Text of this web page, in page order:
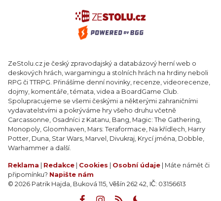
ZeStolu.cz je český zpravodajský a databázový herní web o
deskových hrách, wargamingu a stolních hrách na hrdiny neboli
RPG či TTRPG. Přinášíme denní novinky, recenze, videorecenze,
dojmy, komentáře, témata, videa a BoardGame Club.
Spolupracujeme se všemi českými a některými zahraničními
vydavatelstvími a pokrýváme hry všeho druhu včetně
Carcassonne, Osadníci z Katanu, Bang, Magic: The Gathering,
Monopoly, Gloomhaven, Mars: Teraformace, Na křídlech, Harry
Potter, Duna, Star Wars, Marvel, Divukraj, Krycí jména, Dobble,
Warhammer a další.
Reklama Redakce Cookies Osobní údaje | Máte námět či
připomínku? Napište nám
© 2026 Patrik Hajda, Buková 115, Věšín 262 42, IČ: 03156613